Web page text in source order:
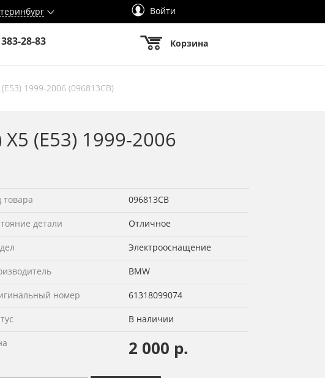
Войти
28-83 Корзина
1999-2006 (096813СВ)
(E53) 1999-2006
товара 096813СВ
детали Отличное
Электрооснащение
BMW
номер 61318099074
В наличии
2 000 р.